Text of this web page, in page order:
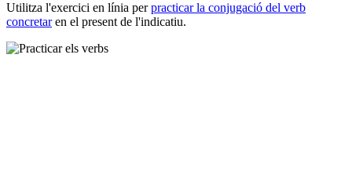
Utilitza l'exercici en línia perpracticar la conjugació del verb
concretaren el present de l'indicatiu.